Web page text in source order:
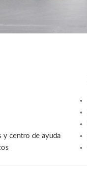
y centro de ayuda